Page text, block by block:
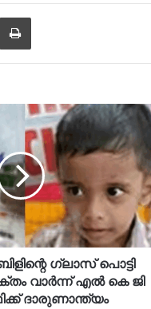
via Email Print
ഗ്ലാസ് പൊട്ടി
വാർന്ന് എൽ കെ ജി
ദാരുണാന്ത്യം